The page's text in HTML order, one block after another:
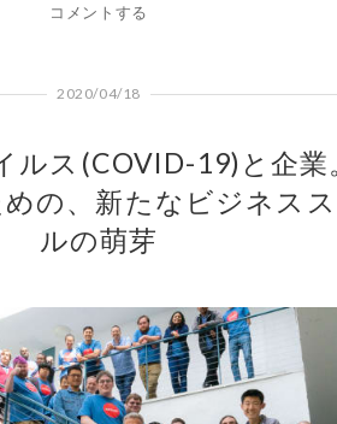
コメントする
2020/04/18
ルス(COVID-19)と企業
の、新たなビジネス
ルの萌芽